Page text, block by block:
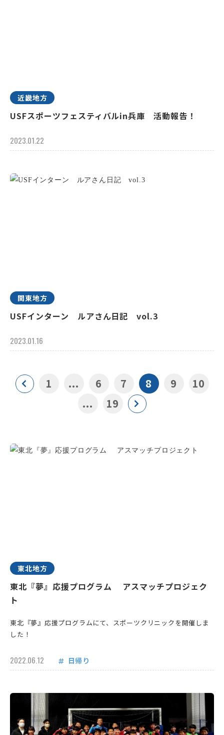
近畿地方
USFスポーツフェスティバルin兵庫 活動報告！
2023.01.22
関東地方
USFインターン ルアさん日記 vol.3
2023.01.16
1 ... 6 7 8 9
10
...
19
東北地方
東北『夢』応援プログラム アスマッチプロジェク
ト
東北『夢』応援プログラムにて、スポーツクリニックを開催しま
した！
2022.06.12 日帰り